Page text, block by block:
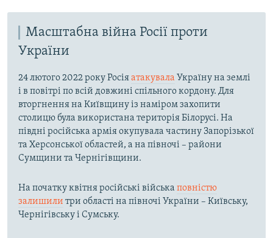
Масштабна війна Росії проти
України
24 лютого 2022 року Росіяатакувала Україну на землі
і в повітрі по всій довжині спільного кордону. Для
вторгнення на Київщину із наміром захопити
столицю була використана територія Білорусі. На
півдні російська армія окупувала частину Запорізької
та Херсонської областей, а на півночі – райони
Сумщини та Чернігівщини.
На початку квітня російські війська повністю
залишили три області на півночі України – Київську,
Чернігівську і Сумську.